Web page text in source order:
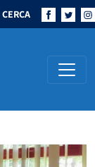
CERCA